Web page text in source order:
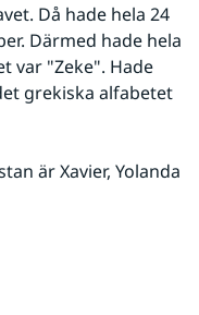
Då hade hela 24
Därmed hade hela
var "Zeke". Hade
grekiska alfabetet
är Xavier, Yolanda